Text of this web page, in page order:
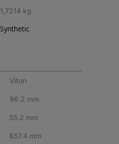
1,7214 kg
Synthetic
Viton
96.2 mm
55.2 mm
657.4 mm